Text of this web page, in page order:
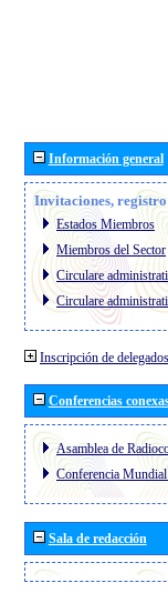
Información general
Invitaciones,
Estados Miembros
Miembros del Sector
Circulare
Circulare
Inscripción de delegados
Conferencias
Asamblea de
Conferencia
Sala de redacción